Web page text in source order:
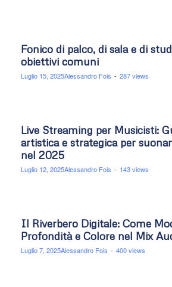
Fonico di palco, di sala e di
obiettivi comuni
Luglio 15, 2025Alessandro Fois - 287 views
Live Streaming per Musicisti:
artistica e strategica per
nel 2025
Luglio 12, 2025Alessandro Fois - 143 views
Il Riverbero Digitale: Come
Profondità e Colore nel Mix
Luglio 7, 2025Alessandro Fois - 400 views